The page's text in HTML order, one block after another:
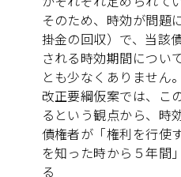
そのため、時効が問題
掛金の回収）で、当該
される時効期間につい
とも少なくありません。
改正要綱仮案では、こ
るという観点から、時
債権者が「権利を行使
を知った時から５年間
る